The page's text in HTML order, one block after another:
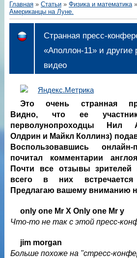
Главная» Статьи» Физика и математика»
Американцы на Луне.
Странная пресс-
«Аполлон-11» и
видео
Это очень странная
Видно, что ее
перволунопроходцы Нил
Олдрин и Майкл Коллинз)
Воспользовавшись
почитал комментарии
Почти все отзывы
всего в них
Предлагаю вашему вниманию
only one Mr X Only one Mr y
Что-то не так с этой пресс-
jim morgan
Больше похоже на "стресс-